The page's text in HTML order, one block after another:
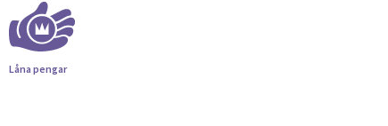
Låna pengar